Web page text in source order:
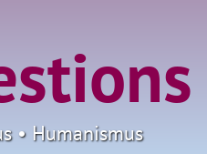
• Humanismus